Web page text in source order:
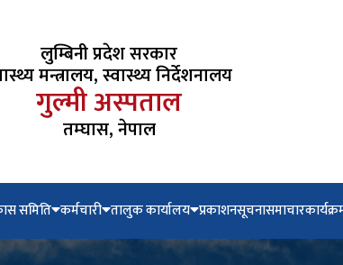
लुम्बिनी प्रदेश सरकार
मन्त्रालय, स्वास्थ्य निर्देशनालय
गुल्मी अस्पताल
तम्घास, नेपाल
समिति कर्मचारी तालुक कार्यालय प्रकाशनसूचनासमाचार